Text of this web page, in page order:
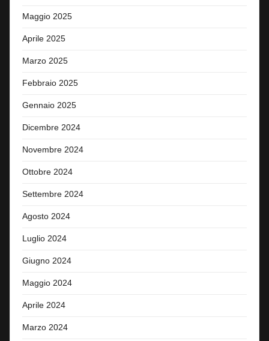
Maggio 2025
Aprile 2025
Marzo 2025
Febbraio 2025
Gennaio 2025
Dicembre 2024
Novembre 2024
Ottobre 2024
Settembre 2024
Agosto 2024
Luglio 2024
Giugno 2024
Maggio 2024
Aprile 2024
Marzo 2024